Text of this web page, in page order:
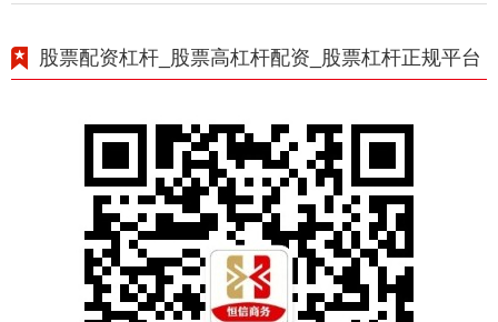
股票配资杠杆_股票高杠杆配资_股票杠杆正规平台